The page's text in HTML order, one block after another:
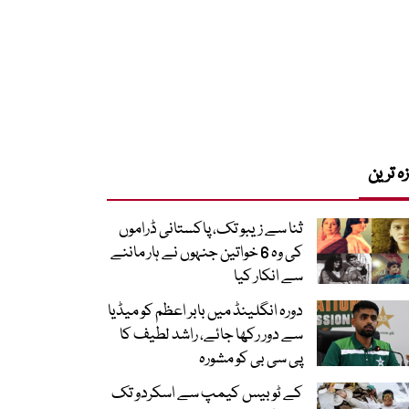
ترین
ثنا سے زیبو تک، پاکستانی ڈراموں
کی وہ 6 خواتین جنہوں نے ہار ماننے
سے انکار کیا
دورہ انگلینڈ میں بابر اعظم کو میڈیا
سے دور رکھا جائے، راشد لطیف کا
پی سی بی کو مشورہ
کے ٹو بیس کیمپ سے اسکردو تک